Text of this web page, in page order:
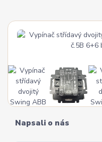
Napsali o nás